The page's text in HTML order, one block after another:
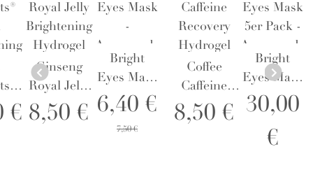
€
Ginseng
Royal Jelly
Brightening
Hydrogel
8,50 €
Bright
Eyes Mask
-
Augenpads
6,40 €
7,50 €
Coffee
Caffeine
Recovery
Hydrogel
8,50 €
Bright
Eyes Mask
5er Pack -
Augenpads
30,00
€